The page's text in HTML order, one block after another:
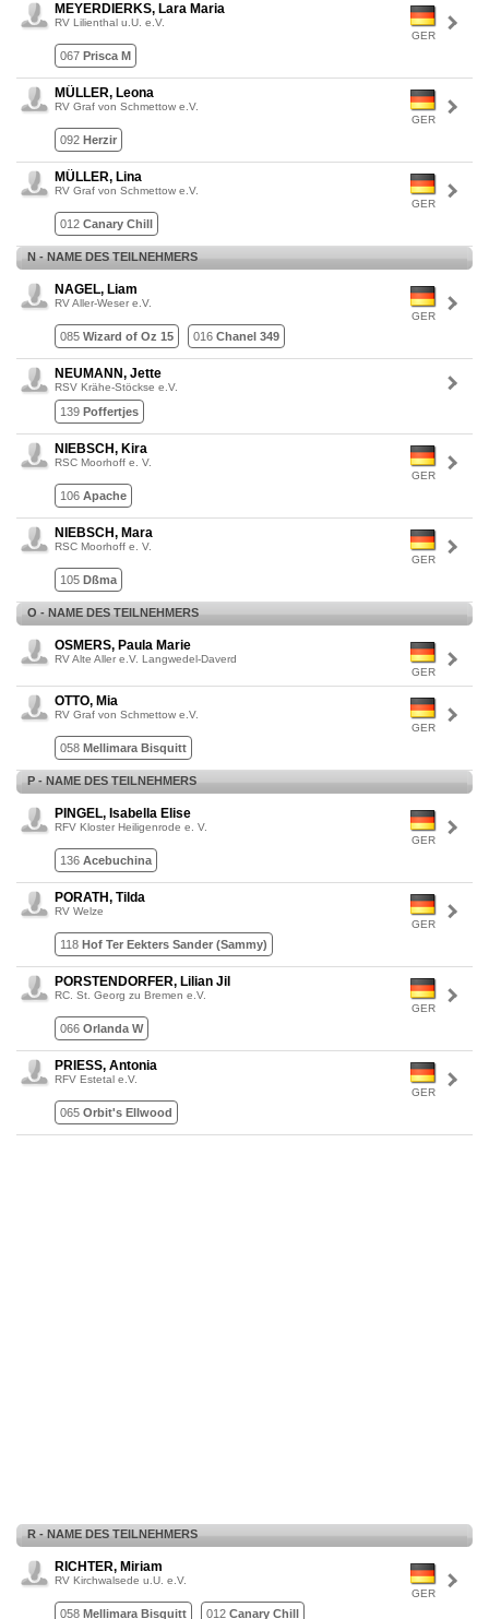
GER
MEYERDIERKS, Lara Maria
RV Lilienthal u.U. e.V.
067 Prisca M
GER
MÜLLER, Leona
RV Graf von Schmettow e.V.
092 Herzir
GER
MÜLLER, Lina
RV Graf von Schmettow e.V.
012 Canary Chill
N - NAME DES TEILNEHMERS
GER
NAGEL, Liam
RV Aller-Weser e.V.
085 Wizard of Oz 15 016 Chanel 349
NEUMANN, Jette
RSV Krähe-Stöckse e.V.
139 Poffertjes
GER
NIEBSCH, Kira
RSC Moorhoff e. V.
106 Apache
GER
NIEBSCH, Mara
RSC Moorhoff e. V.
105 Dßma
O - NAME DES TEILNEHMERS
GER
OSMERS, Paula Marie
RV Alte Aller e.V. Langwedel-Daverd
GER
OTTO, Mia
RV Graf von Schmettow e.V.
058 Mellimara Bisquitt
P - NAME DES TEILNEHMERS
GER
PINGEL, Isabella Elise
RFV Kloster Heiligenrode e. V.
136 Acebuchina
GER
PORATH, Tilda
RV Welze
118 Hof Ter Eekters Sander (Sammy)
GER
PORSTENDORFER, Lilian Jil
RC. St. Georg zu Bremen e.V.
066 Orlanda W
GER
PRIESS, Antonia
RFV Estetal e.V.
065 Orbit's Ellwood
R - NAME DES TEILNEHMERS
GER
RICHTER, Miriam
RV Kirchwalsede u.U. e.V.
058 Mellimara Bisquitt 012 Canary Chill